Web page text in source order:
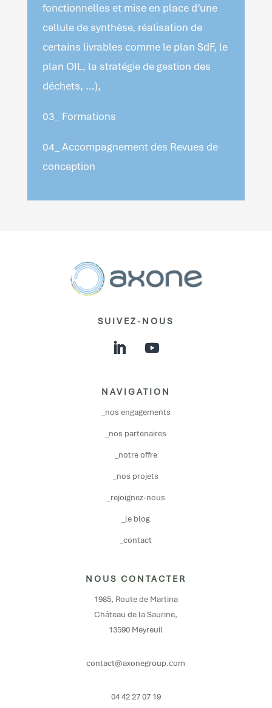
fonctionnelles et mise en place d’une
cellule de synthèse, réalisation de
certains livrables comme le plan SdF, le
plan OIL, la stratégie de gestion des
déchets, …),
03_ Formations
04_ Accompagnement des Revues de
conception
SUIVEZ-NOUS
NAVIGATION
_nos engagements
_nos partenaires
_notre offre
_nos projets
_rejoignez-nous
_le blog
_contact
NOUS CONTACTER
1985, Route de Martina
Château de la Saurine,
13590 Meyreuil
contact@axonegroup.com
04 42 27 07 19